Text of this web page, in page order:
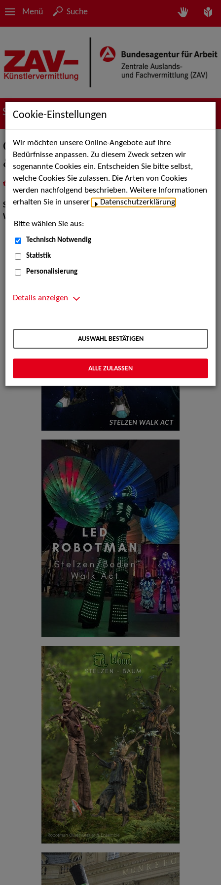
Menü Suche
Suche nach Künstler*innen
Oliver Kessler - Ed Wood - Robotman
& La Fantasia
Show:Walk Acts Animation
Walk Acts Animation:
Cookie-Einstellungen
Wir möchten unsere Online-Angebote auf Ihre
Bedürfnisse anpassen. Zu diesem Zweck setzen wir
sogenannte Cookies ein. Entscheiden Sie bitte selbst,
welche Cookies Sie zulassen. Die Arten von Cookies
werden nachfolgend beschrieben. Weitere Informationen
erhalten Sie in unserer
Datenschutzerklärung
Bitte wählen Sie aus:
Technisch Notwendig
Statistik
Personalisierung
Details anzeigen
AUSWAHL BESTÄTIGEN
ALLE ZULASSEN